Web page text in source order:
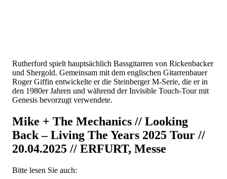
Rutherford spielt hauptsächlich Bassgitarren von Rickenbacker
und Shergold. Gemeinsam mit dem englischen Gitarrenbauer
Roger Giffin entwickelte er die Steinberger M-Serie, die er in
den 1980er Jahren und während der Invisible Touch-Tour mit
Genesis bevorzugt verwendete.
Mike + The Mechanics // Looking
Back – Living The Years 2025 Tour //
20.04.2025 // ERFURT, Messe
Bitte lesen Sie auch: